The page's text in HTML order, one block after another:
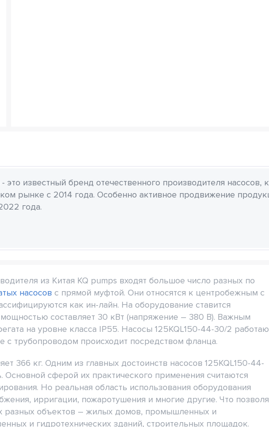
- это известный бренд отечественного производителя насосов,
рынке с 2014 года. Особенно активное продвижение
года.
из Китая KQ pumps входят большое число разных по
насосов с прямой муфтой. Они относятся к центробежным с
как ин-лайн. На оборудование ставится
составляет 30 кВт (напряжение – 380 В). Важным
на уровне класса IP55. Насосы 125KQL150-44-30/2
трубопроводом происходит посредством фланца.
366 кг. Одним из главных достоинств насосов 125KQL150-44-
Основной сферой их практического применения считаются
Но реальная область использования оборудования
ирригации, пожаротушения и многие другие. Что
разных объектов – жилых домов, промышленных и
и гидротехнических зданий, строительных площадок.